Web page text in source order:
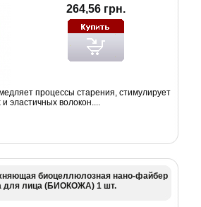
264,56 грн.
процессы старения, стимулирует
эластичных волокон....
биоцеллюлозная нано-файбер
для лица (БИОКОЖА) 1 шт.